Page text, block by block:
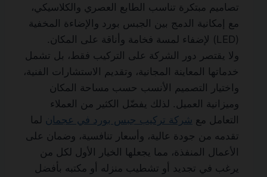
تصاميم مبتكرة تناسب الطابع العصري والكلاسيكي،
مع إمكانية الدمج بين الجبس بورد والإضاءة المخفية
(LED) لإضفاء لمسة فخامة وأناقة على المكان.
ولا يقتصر دور الشركة على التركيب فقط، بل تشمل
خدماتها المعاينة المجانية، وتقديم الاستشارات الفنية،
واختيار التصميم الأنسب حسب مساحة المكان
وميزانية العميل. لذلك يفضّل الكثير من العملاء
التعامل مع شركة تركيب جبس بورد في عجمان لما
تقدمه من جودة عالية، وأسعار تنافسية، وضمان على
الأعمال المنفذة، مما يجعلها الخيار الأول لكل من
يرغب في تجديد أو تشطيب منزله أو مكتبه بأفضل